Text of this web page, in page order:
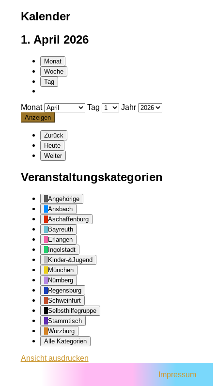
Kalender
1. April 2026
Monat
Woche
Tag
Monat Tag Jahr
Zurück
Heute
Weiter
Veranstaltungskategorien
Angehörige
Ansbach
Aschaffenburg
Bayreuth
Erlangen
Ingolstadt
Kinder-&Jugend
München
Nürnberg
Regensburg
Schweinfurt
Selbsthilfegruppe
Stammtisch
Würzburg
Alle Kategorien
Ansichtausdrucken
Impressum